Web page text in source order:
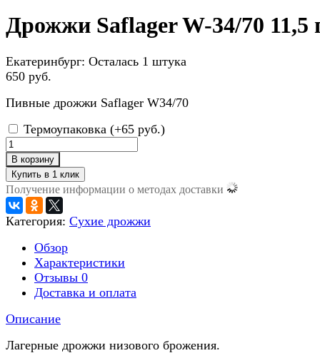
Дрожжи Saflager W-34/70 11,5
Екатеринбург: Осталась 1 штука
650 руб.
Пивные дрожжи Saflager W34/70
Термоупаковка (+65 руб.)
В корзину
Получение информации о методах доставки
Категория: Сухие дрожжи
Обзор
Характеристики
Отзывы 0
Доставка и оплата
Описание
Лагерные дрожжи низового брожения.